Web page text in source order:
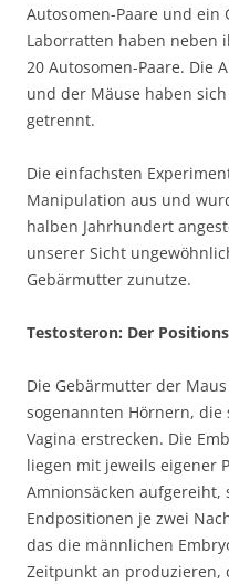
Autosomen-Paare und ein
Laborratten haben neben
20 Autosomen-Paare. Die
und der Mäuse haben
getrennt.
Die einfachsten
Manipulation aus und
halben Jahrhundert
unserer Sicht
Gebärmutter zunutze.
Testosteron: Der
Die Gebärmutter der
sogenannten Hörnern,
Vagina erstrecken. Die
liegen mit jeweils eigener
Amnionsäcken aufgereiht,
Endpositionen je zwei
das die männlichen
Zeitpunkt an